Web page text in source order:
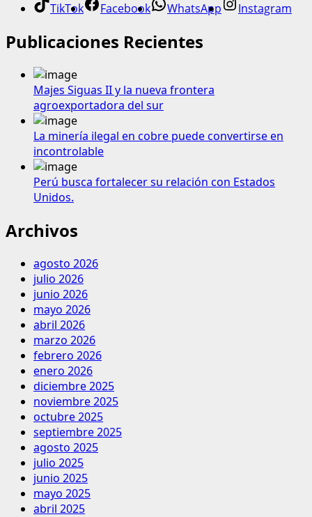
TikTok Facebook WhatsApp Instagram
Publicaciones Recientes
Majes Siguas II y la nueva frontera
agroexportadora del sur
La minería ilegal en cobre puede convertirse en
incontrolable
Perú busca fortalecer su relación con Estados
Unidos.
Archivos
agosto 2026
julio 2026
junio 2026
mayo 2026
abril 2026
marzo 2026
febrero 2026
enero 2026
diciembre 2025
noviembre 2025
octubre 2025
septiembre 2025
agosto 2025
julio 2025
junio 2025
mayo 2025
abril 2025